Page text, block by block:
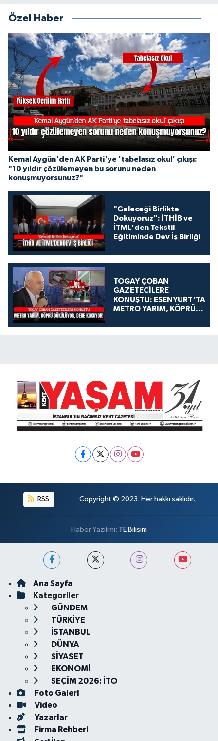
Özel Haber
Kemal Aygün'den AK Parti'ye 'tabelasız okul' çıkışı:
"10 yıldır çözülemeyen bu sorunu neden
konuşmuyorsunuz?"
"Geleceği Birlikte
Dokuyoruz": İTHİB ve
İTML'den Tekstil
Eğitiminde Dev İş Birliği
TOGAY ÇOBAN
GAZETECİLERE
KONUŞTU: ESENYURT'TA
METRO YARIM, KÖPRÜ
KOKUYOR!
RSS Copyright © 2023. Her hakkı saklıdır.
Haber Yazılımı: TE Bilişim
Ana Sayfa
Kategoriler
GÜNDEM
TÜRKİYE
İSTANBUL
DÜNYA
SİYASET
EKONOMİ
SEÇİM 2026: İTO
Foto Galeri
Video
Yazarlar
Firma Rehberi